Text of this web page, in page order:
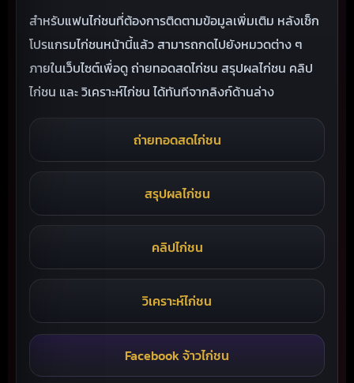
สำหรับแฟนไก่ชนที่ต้องการติดตามข้อมูลเพิ่มเติม หลังเช็ก
โปรแกรมไก่ชนหน้านี้แล้ว สามารถกดไปยังหมวดต่าง ๆ
ภายในเว็บไซต์เพื่อดู ถ่ายทอดสดไก่ชน สรุปผลไก่ชน คลิป
ไก่ชน และ วิเคราะห์ไก่ชน ได้ทันทีจากลิงก์ด้านล่าง
ถ่ายทอดสดไก่ชน
สรุปผลไก่ชน
คลิปไก่ชน
วิเคราะห์ไก่ชน
Facebook จ้าวไก่ชน